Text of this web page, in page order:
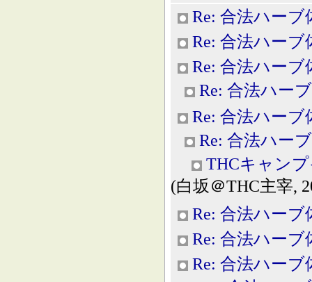
Re: 合法ハーブ
Re: 合法ハーブ
Re: 合法ハーブ
Re: 合法ハー
Re: 合法ハーブ
Re: 合法ハー
THCキャン
(白坂＠THC主宰,
Re: 合法ハーブ
Re: 合法ハーブ
Re: 合法ハーブ